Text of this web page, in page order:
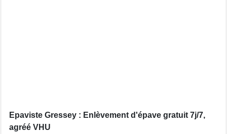
Epaviste Gressey : Enlèvement d'épave gratuit 7j/7,
agréé VHU